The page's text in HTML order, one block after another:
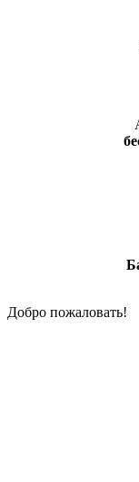
Добро пожаловать!